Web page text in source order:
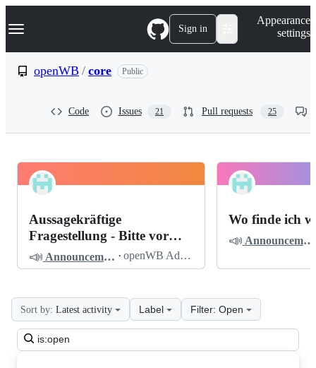
k
p
Navigation Menu Sign in
Appearance
settings
openWB / core Public
Code Issues 21 Pull requests 25
openWB
Discussions
Pinned
Aussagekräftige
Fragestellung - Bitte vor
dem Posten lesen
📣 Announcements · openWB Admin
Wo finde ich
📣 Announcements
Search
all
Sort by: Latest activity Label Filter: Open